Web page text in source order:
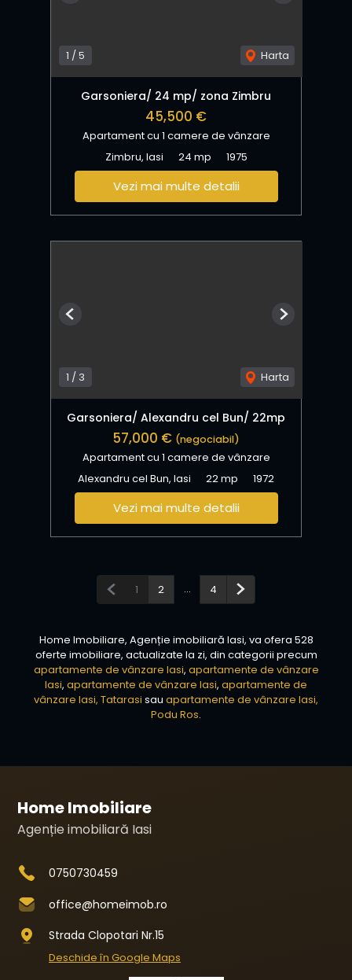
1 / 5 Harta
Garsoniera/ 24 mp/ zona Zimbru
45,500 €
Apartament cu 1 camere de vânzare
Zimbru, Iasi
24 mp 1975
Vezi mai multe detalii
1 / 3 Harta
Previous Next
Garsoniera/ Alexandru cel Bun/ 22mp
57,000 € (negociabil)
Apartament cu 1 camere de vânzare
Alexandru cel Bun, Iasi
22 mp 1972
Vezi mai multe detalii
Pagina anterioară
1 2 ... 4 Pagina următoare
Home Imobiliare, Agenție imobiliară Iasi, va ofera 528
oferte imobiliare, actualizate la zi, din categorii precum
apartamente de vânzare Iasi, apartamente de vânzare
Iasi, apartamente de vânzare Iasi, apartamente de
vânzare Iasi, Tatarasi sau apartamente de vânzare Iasi,
Podu Ros.
Home Imobiliare
Agenție imobiliară Iasi
0750730459
office@homeimob.ro
Strada Clopotari Nr.15
Deschide în Google Maps